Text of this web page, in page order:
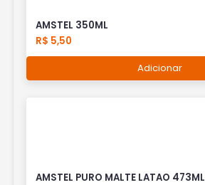
AMSTEL 350ML
R$ 5,50
Adicionar
AMSTEL PURO MALTE LATAO 473ML